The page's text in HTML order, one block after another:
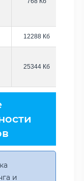
12288 Кб
25344 Кб
и